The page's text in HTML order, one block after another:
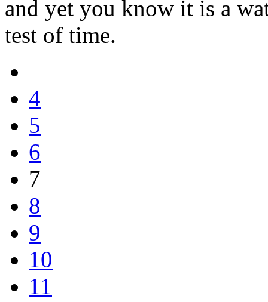
and yet you know it is a
test of time.
4
5
6
7
8
9
10
11